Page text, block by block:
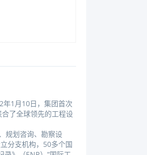
年1月10日，集团首次
了全球领先的工程设
规划咨询、勘察设
分支机构，50多个国